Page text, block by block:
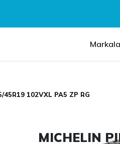
45R19 102VXL PA5 ZP RG
MICHELIN